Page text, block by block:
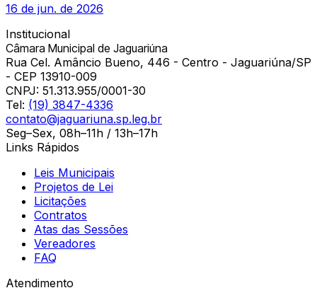
16 de jun. de 2026
Institucional
Câmara Municipal de Jaguariúna
Rua Cel. Amâncio Bueno, 446 - Centro - Jaguariúna/SP
- CEP 13910-009
CNPJ: 51.313.955/0001-30
Tel: (19) 3847-4336
contato@jaguariuna.sp.leg.br
Seg–Sex, 08h–11h / 13h–17h
Links Rápidos
Leis Municipais
Projetos de Lei
Licitações
Contratos
Atas das Sessões
Vereadores
FAQ
Atendimento